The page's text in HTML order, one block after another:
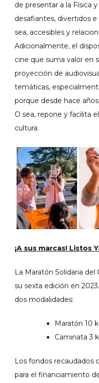
de presentar a la Física
desafiantes, divertidos
sea, accesibles y
Adicionalmente, el
cine que suma valor en
proyección de
temáticas,
porque desde hace
O sea, repone y facilita
cultura.
¡A sus marcas! Listos
La Maratón Solidaria
su sexta edición en
dos modalidades:
Maratón 10 k
Caminata 3 k
Los fondos recaudados
para el financiamiento